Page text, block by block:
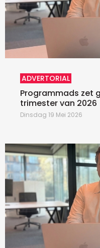
ADVERTORIAL
Programmads zet
trimester van 2026
Dinsdag 19 Mei 2026